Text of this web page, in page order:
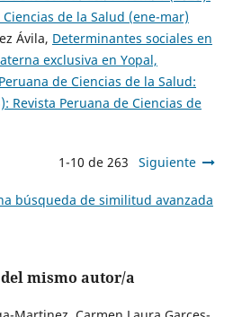
de la Salud (ene-mar)
Ávila, Determinantes sociales en
exclusiva en Yopal,
de Ciencias de la Salud:
Revista Peruana de Ciencias de
1-10 de 263 Siguiente
búsqueda de similitud avanzada
mismo autor/a